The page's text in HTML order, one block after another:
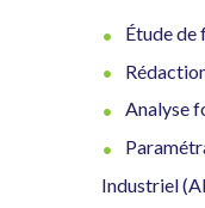
Étude
Analyse
Industriel